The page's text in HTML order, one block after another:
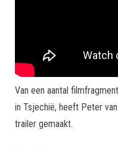
Van een aantal
in Tsjechië, heeft Peter
trailer gemaakt.